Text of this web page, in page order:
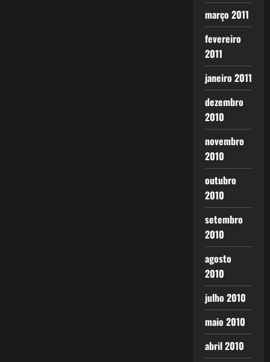
março 2011
fevereiro
2011
janeiro 2011
dezembro
2010
novembro
2010
outubro
2010
setembro
2010
agosto
2010
julho 2010
maio 2010
abril 2010